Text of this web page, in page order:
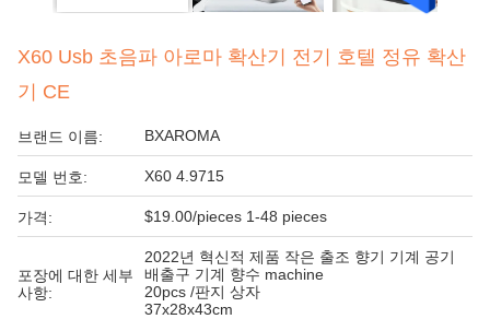
X60 Usb 초음파 아로마 확산기 전기 호텔 정유 확산
기 CE
브랜드 이름: BXAROMA
모델 번호: X60 4.9715
가격: $19.00/pieces 1-48 pieces
포장에 대한 세부
사항:
2022년 혁신적 제품 작은 출조 향기 기계 공기
배출구 기계 향수 machine
20pcs /판지 상자
37x28x43cm